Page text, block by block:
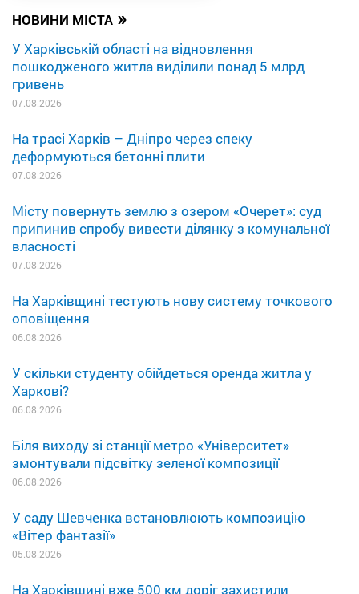
НОВИНИ МІСТА »
У Харківській області на відновлення
пошкодженого житла виділили понад 5 млрд
гривень
07.08.2026
На трасі Харків – Дніпро через спеку
деформуються бетонні плити
07.08.2026
Місту повернуть землю з озером «Очерет»: суд
припинив спробу вивести ділянку з комунальної
власності
07.08.2026
На Харківщині тестують нову систему точкового
оповіщення
06.08.2026
У скільки студенту обійдеться оренда житла у
Харкові?
06.08.2026
Біля виходу зі станції метро «Університет»
змонтували підсвітку зеленої композиції
06.08.2026
У саду Шевченка встановлюють композицію
«Вітер фантазії»
05.08.2026
На Харківщині вже 500 км доріг захистили